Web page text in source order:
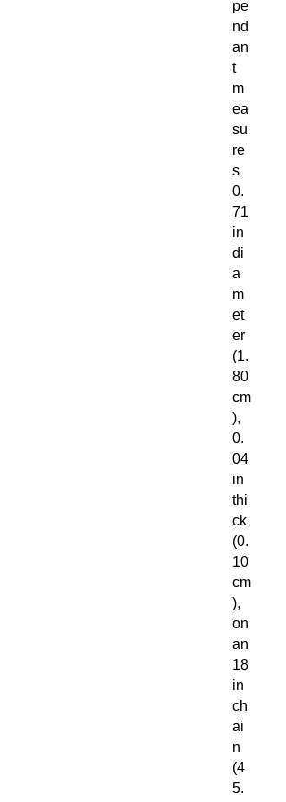
pe
nd
an
t
m
ea
su
re
s
0.
71
in
di
a
m
et
er
(1.
80
cm
),
0.
04
in
thi
ck
(0.
10
cm
),
on
an
18
in
ch
ai
n
(4
5.